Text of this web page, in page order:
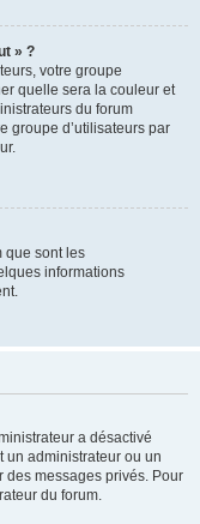
» ?
votre groupe
quelle sera la couleur et
du forum
groupe d’utilisateurs par
que sont les
informations
a désactivé
un administrateur ou un
des messages privés. Pour
du forum.